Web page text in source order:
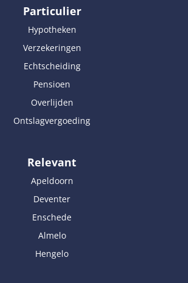
Particulier
Hypotheken
Verzekeringen
Echtscheiding
Pensioen
Overlijden
Ontslagvergoeding
Relevant
Apeldoorn
Deventer
Enschede
Almelo
Hengelo